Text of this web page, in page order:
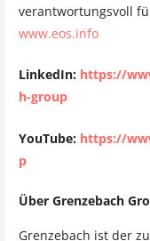
verantwortungsvoll
www.eos.info
LinkedIn: https://
h-group
YouTube: https://
p
Über Grenzebach
Grenzebach ist der